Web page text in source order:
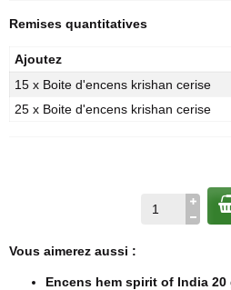
Remises quantitatives
Ajoutez
15 x Boite d'encens krishan cerise
25 x Boite d'encens krishan cerise
Vous aimerez aussi :
Encens hem spirit of India 20